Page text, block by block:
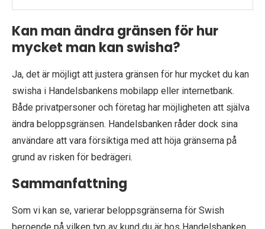
Kan man ändra gränsen för hur
mycket man kan swisha?
Ja, det är möjligt att justera gränsen för hur mycket du kan
swisha i Handelsbankens mobilapp eller internetbank.
Både privatpersoner och företag har möjligheten att själva
ändra beloppsgränsen. Handelsbanken råder dock sina
användare att vara försiktiga med att höja gränserna på
grund av risken för bedrägeri.
Sammanfattning
Som vi kan se, varierar beloppsgränserna för Swish
beroende på vilken typ av kund du är hos Handelsbanken.